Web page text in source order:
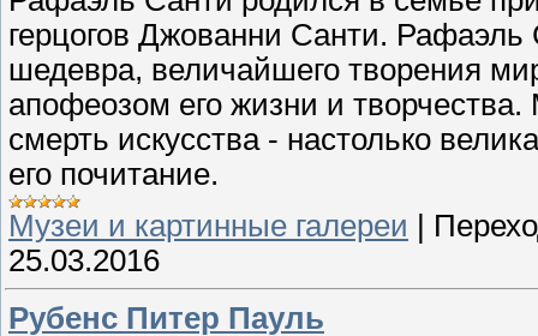
герцогов Джованни Санти. Рафаэль
шедевра, величайшего творения
апофеозом его жизни и
смерть искусства - настолько
его почитание.
Музеи и картинные галереи
25.03.2016
Рубенс Питер Пауль